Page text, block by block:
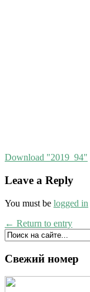
Download "2019_94"
Leave a Reply
You must be logged in
← Return to entry
Свежий номер